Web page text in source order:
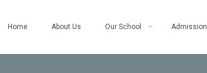
Home About Us Our School Admission